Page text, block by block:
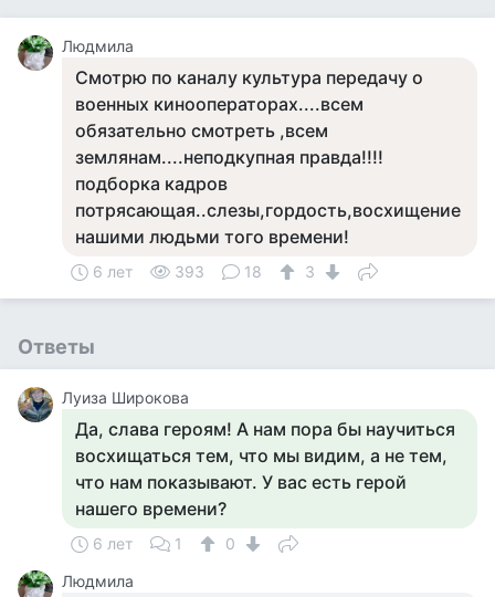
Людмила
Смотрю по каналу культура передачу о
военных кинооператорах....всем
обязательно смотреть ,всем
землянам....неподкупная правда!!!!
подборка кадров
потрясающая..слезы,гордость,восхищение
нашими людьми того времени!
6 лет 393 18 3
Ответы
Луиза Широкова
Да, слава героям! А нам пора бы научиться
восхищаться тем, что мы видим, а не тем,
что нам показывают. У вас есть герой
нашего времени?
6 лет 1
0
Людмила